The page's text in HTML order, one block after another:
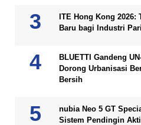
ITE Hong Kong 2026:
Baru bagi Industri
BLUETTI Gandeng
Dorong Urbanisasi
Bersih
nubia Neo 5 GT
Sistem Pendingin